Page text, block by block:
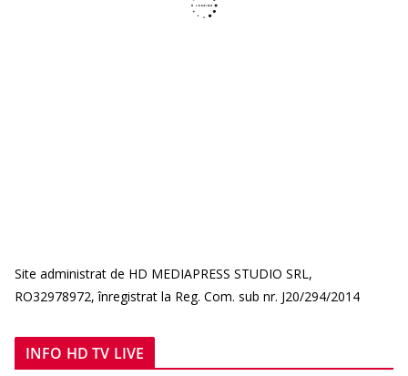
Site administrat de HD MEDIAPRESS STUDIO SRL,
RO32978972, înregistrat la Reg. Com. sub nr. J20/294/2014
INFO HD TV LIVE